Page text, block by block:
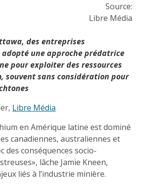
Source:
Libre Média
des entreprises
une approche prédatrice
pour exploiter des ressources
souvent sans considération pour
Libre Média
en Amérique latine est dominé
canadiennes, australiennes et
des conséquences socio-
lâche Jamie Kneen,
liés à l’industrie minière.